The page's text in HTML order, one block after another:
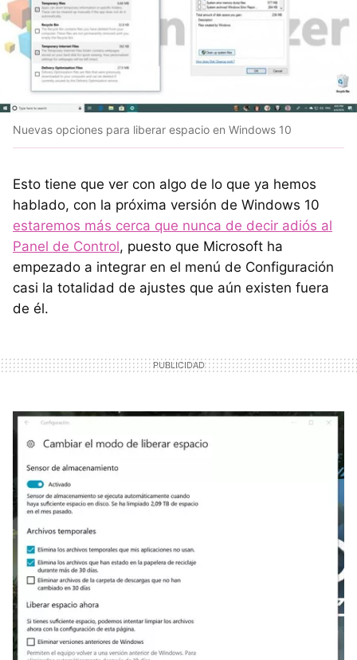
Nuevas opciones para liberar espacio en Windows 10
Esto tiene que ver con algo de lo que ya hemos
hablado, con la próxima versión de Windows 10
estaremos más cerca que nunca de decir adiós al
Panel de Control, puesto que Microsoft ha
empezado a integrar en el menú de Configuración
casi la totalidad de ajustes que aún existen fuera
de él.